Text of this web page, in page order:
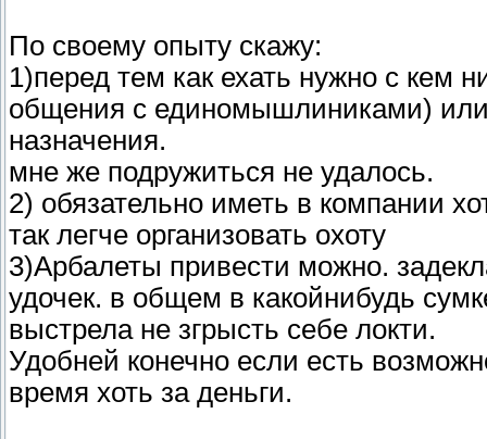
По своему опыту скажу:
1)перед тем как ехать нужно с кем
общения с единомышлиниками)
назначения.
мне же подружиться не удалось.
2) обязательно иметь в компании
так легче организовать охоту
3)Арбалеты привести можно.
удочек. в общем в какойнибудь
выстрела не згрысть себе локти.
Удобней конечно если есть
время хоть за деньги.